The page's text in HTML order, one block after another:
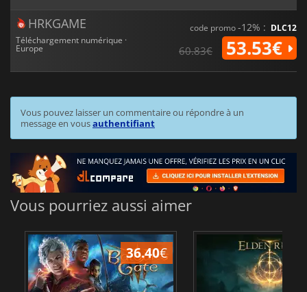
HRKGAME
Téléchargement numérique ·
Europe
code promo-12% : DLC12
60.83€ 53.53€
Vous pouvez laisser un commentaire ou répondre à un
message en vousauthentifiant
Vous pourriez aussi aimer
36.40€